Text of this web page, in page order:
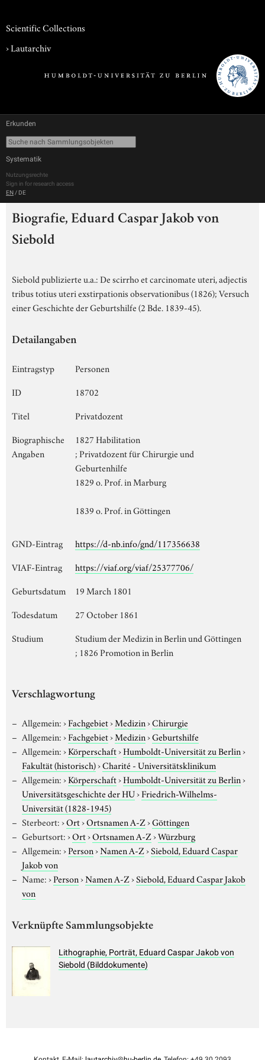
Scientific Collections
›Lautarchiv
Erkunden
Systematik
Nutzungsrechte
Sign in for research access
EN / DE
Biografie, Eduard Caspar Jakob von
Siebold
Siebold publizierte u.a.: De scirrho et carcinomate uteri, adjectis
tribus totius uteri exstirpationis observationibus (1826); Versuch
einer Geschichte der Geburtshilfe (2 Bde. 1839-45).
Detailangaben
Eintragstyp
Personen
ID
18702
Titel
Privatdozent
Biographische
Angaben
1827 Habilitation
; Privatdozent für Chirurgie und
Geburtenhilfe
1829 o. Prof. in Marburg
1839 o. Prof. in Göttingen
GND-Eintrag
https://d-nb.info/gnd/117356638
VIAF-Eintrag
https://viaf.org/viaf/25377706/
Geburtsdatum
19 March 1801
Todesdatum
27 October 1861
Studium
Studium der Medizin in Berlin und Göttingen
; 1826 Promotion in Berlin
Verschlagwortung
Allgemein:›Fachgebiet›Medizin›Chirurgie
Allgemein:›Fachgebiet›Medizin›Geburtshilfe
Allgemein:›Körperschaft›Humboldt-Universität zu Berlin›
Fakultät (historisch)›Charité - Universitätsklinikum
Allgemein:›Körperschaft›Humboldt-Universität zu Berlin›
Universitätsgeschichte der HU›Friedrich-Wilhelms-
Universität (1828-1945)
Sterbeort:›Ort›Ortsnamen A-Z›Göttingen
Geburtsort:›Ort›Ortsnamen A-Z›Würzburg
Allgemein:›Person›Namen A-Z›Siebold, Eduard Caspar
Jakob von
Name:›Person›Namen A-Z›Siebold, Eduard Caspar Jakob
von
Verknüpfte Sammlungsobjekte
Lithographie, Porträt, Eduard Caspar Jakob von
Siebold (Bilddokumente)